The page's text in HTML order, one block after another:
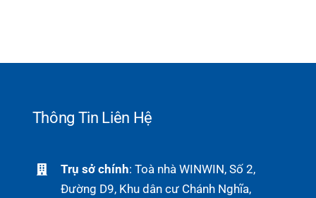
Thông Tin Liên Hệ
Trụ sở chính: Toà nhà WINWIN, Số 2,
Đường D9, Khu dân cư Chánh Nghĩa,